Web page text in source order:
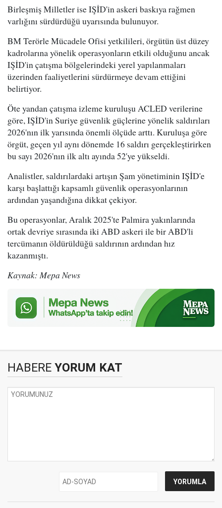
Birleşmiş Milletler ise IŞİD'in askeri baskıya rağmen
varlığını sürdürdüğü uyarısında bulunuyor.
BM Terörle Mücadele Ofisi yetkilileri, örgütün üst düzey
kadrolarına yönelik operasyonların etkili olduğunu ancak
IŞİD'in çatışma bölgelerindeki yerel yapılanmaları
üzerinden faaliyetlerini sürdürmeye devam ettiğini
belirtiyor.
Öte yandan çatışma izleme kuruluşu ACLED verilerine
göre, IŞİD'in Suriye güvenlik güçlerine yönelik saldırıları
2026'nın ilk yarısında önemli ölçüde arttı. Kuruluşa göre
örgüt, geçen yıl aynı dönemde 16 saldırı gerçekleştirirken
bu sayı 2026'nın ilk altı ayında 52'ye yükseldi.
Analistler, saldırılardaki artışın Şam yönetiminin IŞİD'e
karşı başlattığı kapsamlı güvenlik operasyonlarının
ardından yaşandığına dikkat çekiyor.
Bu operasyonlar, Aralık 2025'te Palmira yakınlarında
ortak devriye sırasında iki ABD askeri ile bir ABD'li
tercümanın öldürüldüğü saldırının ardından hız
kazanmıştı.
Kaynak: Mepa News
HABERE YORUM KAT